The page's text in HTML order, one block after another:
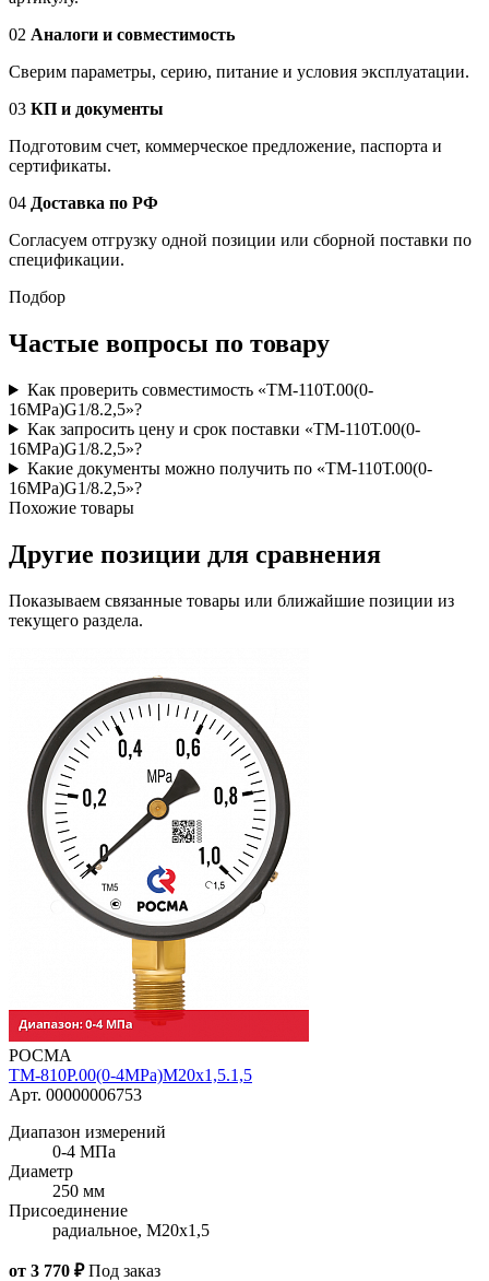
02 Аналоги и совместимость
Сверим параметры, серию, питание и условия эксплуатации.
03 КП и документы
Подготовим счет, коммерческое предложение, паспорта и
сертификаты.
04 Доставка по РФ
Согласуем отгрузку одной позиции или сборной поставки по
спецификации.
Подбор
Частые вопросы по товару
Как проверить совместимость «ТМ-110Т.00(0-
16MPa)G1/8.2,5»?
Как запросить цену и срок поставки «ТМ-110Т.00(0-
16MPa)G1/8.2,5»?
Какие документы можно получить по «ТМ-110Т.00(0-
16MPa)G1/8.2,5»?
Похожие товары
Другие позиции для сравнения
Показываем связанные товары или ближайшие позиции из
текущего раздела.
РОСМА
ТМ-810Р.00(0-4MPa)M20x1,5.1,5
Арт. 00000006753
Диапазон измерений
0-4 МПа
Диаметр
250 мм
Присоединение
радиальное, M20x1,5
от 3 770 ₽ Под заказ